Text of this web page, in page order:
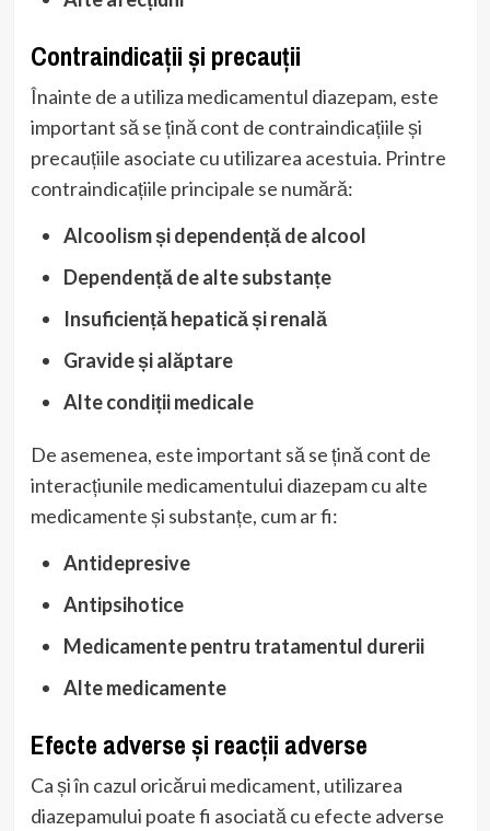
Contraindicații și precauții
Înainte de a utiliza medicamentul diazepam, este
important să se țină cont de contraindicațiile și
precauțiile asociate cu utilizarea acestuia. Printre
contraindicațiile principale se numără:
Alcoolism și dependență de alcool
Dependență de alte substanțe
Insuficiență hepatică și renală
Gravide și alăptare
Alte condiții medicale
De asemenea, este important să se țină cont de
interacțiunile medicamentului diazepam cu alte
medicamente și substanțe, cum ar fi:
Antidepresive
Antipsihotice
Medicamente pentru tratamentul durerii
Alte medicamente
Efecte adverse și reacții adverse
Ca și în cazul oricărui medicament, utilizarea
diazepamului poate fi asociată cu efecte adverse